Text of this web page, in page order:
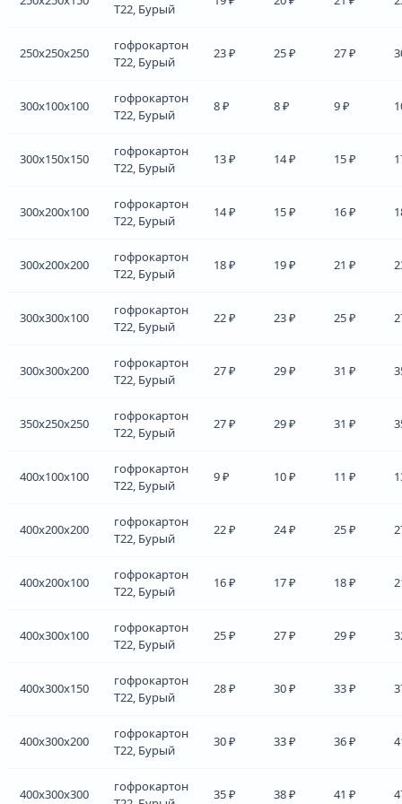
Т22, Бурый
250x250x250
гофрокартон
Т22, Бурый
23 ₽ 25 ₽ 27 ₽
300x100x100
гофрокартон
Т22, Бурый
8 ₽ 8 ₽ 9 ₽
300x150x150
гофрокартон
Т22, Бурый
13 ₽ 14 ₽ 15 ₽
300x200x100
гофрокартон
Т22, Бурый
14 ₽ 15 ₽ 16 ₽
300x200x200
гофрокартон
Т22, Бурый
18 ₽ 19 ₽ 21 ₽
300x300x100
гофрокартон
Т22, Бурый
22 ₽ 23 ₽ 25 ₽
300x300x200
гофрокартон
Т22, Бурый
27 ₽ 29 ₽ 31 ₽
350x250x250
гофрокартон
Т22, Бурый
27 ₽ 29 ₽ 31 ₽
400x100x100
гофрокартон
Т22, Бурый
9 ₽ 10 ₽ 11 ₽
400x200x200
гофрокартон
Т22, Бурый
22 ₽ 24 ₽ 25 ₽
400x200x100
гофрокартон
Т22, Бурый
16 ₽ 17 ₽ 18 ₽
400x300x100
гофрокартон
Т22, Бурый
25 ₽ 27 ₽ 29 ₽
400x300x150
гофрокартон
Т22, Бурый
28 ₽ 30 ₽ 33 ₽
400x300x200
гофрокартон
Т22, Бурый
30 ₽ 33 ₽ 36 ₽
400x300x300
гофрокартон
35 ₽ 38 ₽ 41 ₽